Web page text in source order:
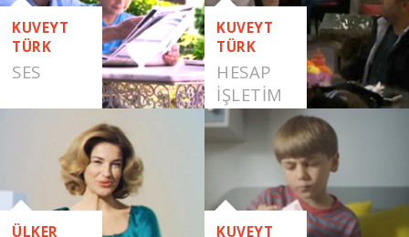
KUVEYT
TÜRK
SES
KUVEYT
TÜRK
HESAP
İŞLETIM
ÜCRETI
VIRAL
FILMLER
ÜLKER
KUVEYT